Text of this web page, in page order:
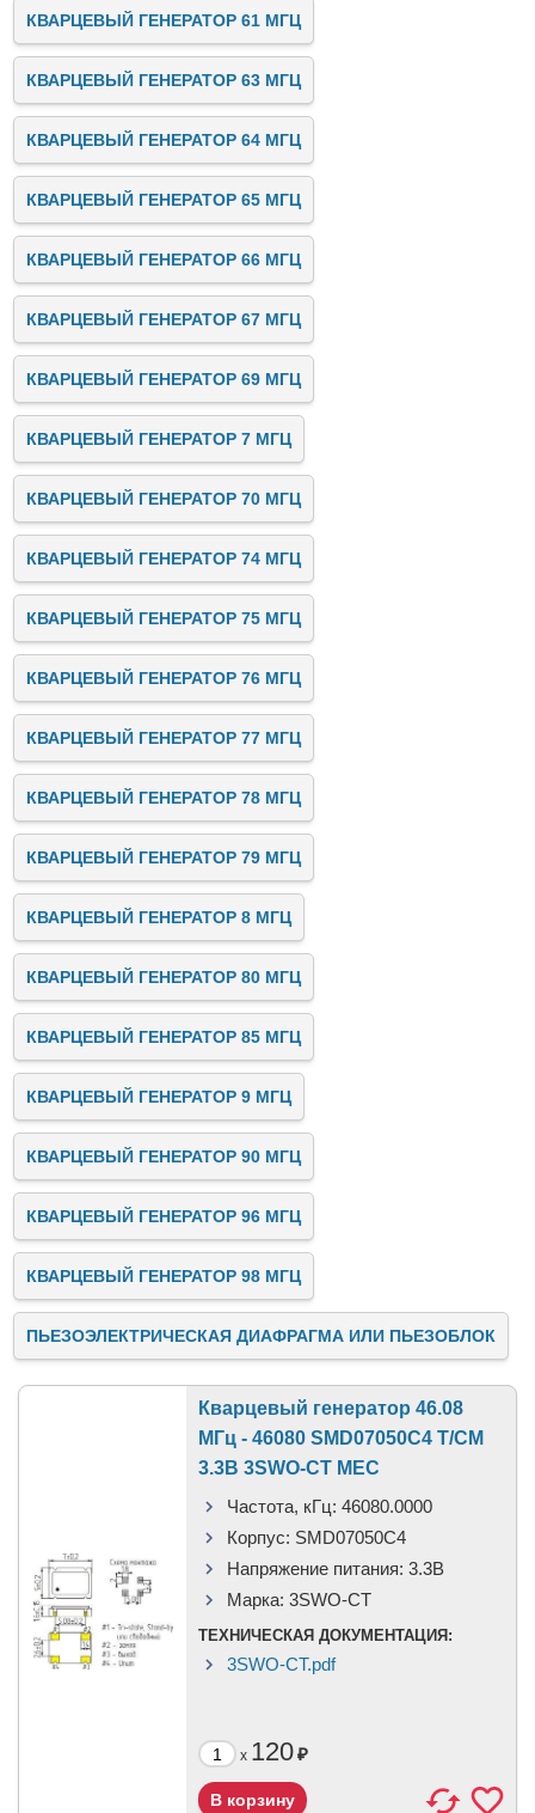
КВАРЦЕВЫЙ ГЕНЕРАТОР 61 МГЦ
КВАРЦЕВЫЙ ГЕНЕРАТОР 63 МГЦ
КВАРЦЕВЫЙ ГЕНЕРАТОР 64 МГЦ
КВАРЦЕВЫЙ ГЕНЕРАТОР 65 МГЦ
КВАРЦЕВЫЙ ГЕНЕРАТОР 66 МГЦ
КВАРЦЕВЫЙ ГЕНЕРАТОР 67 МГЦ
КВАРЦЕВЫЙ ГЕНЕРАТОР 69 МГЦ
КВАРЦЕВЫЙ ГЕНЕРАТОР 7 МГЦ
КВАРЦЕВЫЙ ГЕНЕРАТОР 70 МГЦ
КВАРЦЕВЫЙ ГЕНЕРАТОР 74 МГЦ
КВАРЦЕВЫЙ ГЕНЕРАТОР 75 МГЦ
КВАРЦЕВЫЙ ГЕНЕРАТОР 76 МГЦ
КВАРЦЕВЫЙ ГЕНЕРАТОР 77 МГЦ
КВАРЦЕВЫЙ ГЕНЕРАТОР 78 МГЦ
КВАРЦЕВЫЙ ГЕНЕРАТОР 79 МГЦ
КВАРЦЕВЫЙ ГЕНЕРАТОР 8 МГЦ
КВАРЦЕВЫЙ ГЕНЕРАТОР 80 МГЦ
КВАРЦЕВЫЙ ГЕНЕРАТОР 85 МГЦ
КВАРЦЕВЫЙ ГЕНЕРАТОР 9 МГЦ
КВАРЦЕВЫЙ ГЕНЕРАТОР 90 МГЦ
КВАРЦЕВЫЙ ГЕНЕРАТОР 96 МГЦ
КВАРЦЕВЫЙ ГЕНЕРАТОР 98 МГЦ
ПЬЕЗОЭЛЕКТРИЧЕСКАЯ ДИАФРАГМА ИЛИ ПЬЕЗОБЛОК
Кварцевый генератор 46.08
МГц - 46080 SMD07050C4 T/CM
3.3В 3SWO-CT MEC
Частота, кГц: 46080.0000
Корпус: SMD07050C4
Напряжение питания: 3.3В
Марка: 3SWO-CT
ТЕХНИЧЕСКАЯ ДОКУМЕНТАЦИЯ:
3SWO-CT.pdf
x 120₽